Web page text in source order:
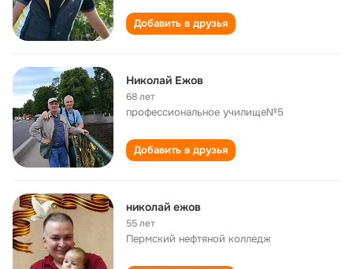
Добавить в друзья
Николай Ежов
68 лет
профессиональное училище№5
Добавить в друзья
николай ежов
55 лет
Пермский нефтяной колледж